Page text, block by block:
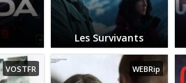
Les Survivants
VOSTFR WEBRip